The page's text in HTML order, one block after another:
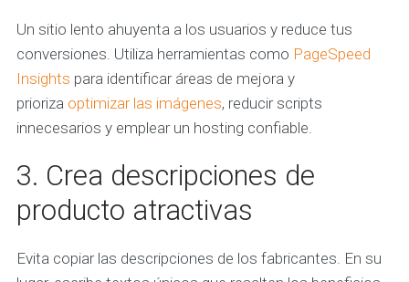
Un sitio lento ahuyenta a los usuarios y reduce tus
conversiones. Utiliza herramientas como PageSpeed
Insights para identificar áreas de mejora y
prioriza optimizar las imágenes, reducir scripts
innecesarios y emplear un hosting confiable.
3. Crea descripciones de
producto atractivas
Evita copiar las descripciones de los fabricantes. En su